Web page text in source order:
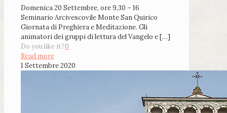
Domenica 20 Settembre, ore 9,30 – 16
Seminario Arcivescovile Monte San Quirico
Giornata di Preghiera e Meditazione. Gli
animatori dei gruppi di lettura del Vangelo e[…]
Do you like it?0
Read more
1 Settembre 2020